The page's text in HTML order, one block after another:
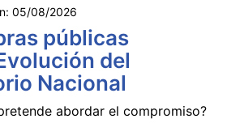
05/08/2026
públicas
del
Nacional
abordar el compromiso?